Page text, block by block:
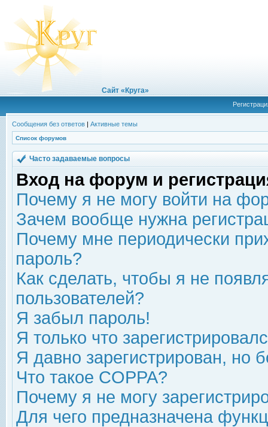
Сайт «Круга»
Сообщения без ответов | Активные темы
Список форумов
Часто задаваемые вопросы
Вход на форум и
Почему я не могу войти на
Зачем вообще нужна
Почему мне периодически
пароль?
Как сделать, чтобы я не
пользователей?
Я забыл пароль!
Я только что
Я давно зарегистрирован, но
Что такое COPPA?
Почему я не могу
Для чего предназначена